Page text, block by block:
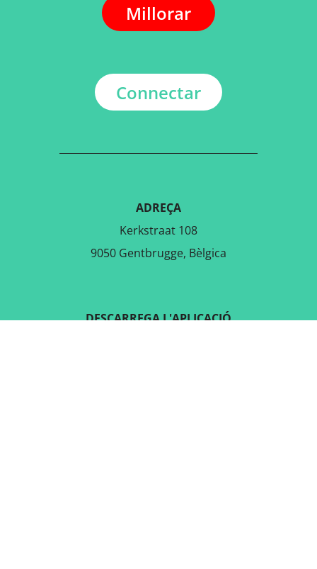
Millorar
Connectar
ADREÇA
Kerkstraat 108
9050 Gentbrugge, Bèlgica
DESCARREGA L'APLICACIÓ